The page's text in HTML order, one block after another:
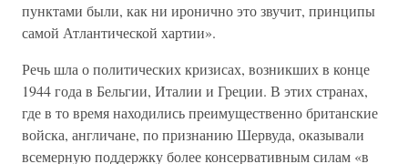
пунктами были, как ни иронично это звучит, принципы
самой Атлантической хартии».
Речь шла о политических кризисах, возникших в конце
1944 года в Бельгии, Италии и Греции. В этих странах,
где в то время находились преимущественно британские
войска, англичане, по признанию Шервуда, оказывали
всемерную поддержку более консервативным силам «в